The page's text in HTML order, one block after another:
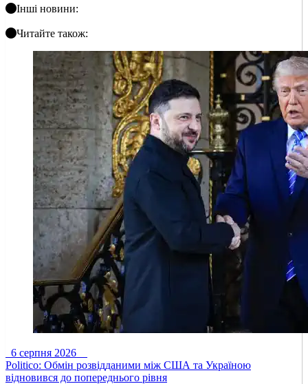
Інші новини:
Читайте також:
6 серпня 2026
Politico: Обмін розвідданими між США та Україною
відновився до попереднього рівня